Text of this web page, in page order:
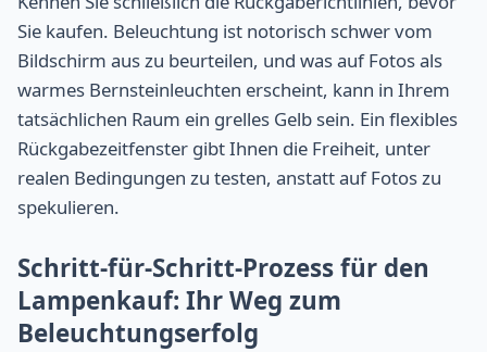
Sie kaufen. Beleuchtung ist notorisch schwer vom
Bildschirm aus zu beurteilen, und was auf Fotos als
warmes Bernsteinleuchten erscheint, kann in Ihrem
tatsächlichen Raum ein grelles Gelb sein. Ein flexibles
Rückgabezeitfenster gibt Ihnen die Freiheit, unter
realen Bedingungen zu testen, anstatt auf Fotos zu
spekulieren.
Schritt-für-Schritt-Prozess für den
Lampenkauf: Ihr Weg zum
Beleuchtungserfolg